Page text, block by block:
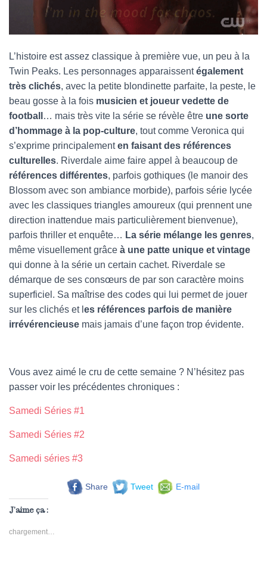
L’histoire est assez classique à première vue, un peu à la
Twin Peaks. Les personnages apparaissentégalement
très clichés, avec la petite blondinette parfaite, la peste, le
beau gosse à la fois musicien et joueur vedette de
football … mais très vite la série se révèle être une sorte
d’hommage à la pop-culture, tout comme Veronica qui
s’exprime principalementen faisant des références
culturelles. Riverdale aime faire appel à beaucoup de
références différentes, parfois gothiques (le manoir des
Blossom avec son ambiance morbide), parfois série lycée
avec les classiques triangles amoureux (qui prennent une
direction inattendue mais particulièrement bienvenue),
parfois thriller et enquête… La série mélange les genres,
même visuellement grâce à une patte unique et vintage
qui donne à la série un certain cachet. Riverdale se
démarque de ses consœurs de par son caractère moins
superficiel. Sa maîtrise des codes qui lui permet de jouer
sur les clichés et l es références parfois de manière
irrévérencieuse mais jamais d’une façon trop évidente.
Vous avez aimé le cru de cette semaine ? N’hésitez pas
passer voir les précédentes chroniques :
Samedi Séries #1
Samedi Séries #2
Samedi séries #3
Share Tweet E-mail
J’aime ça :
chargement…